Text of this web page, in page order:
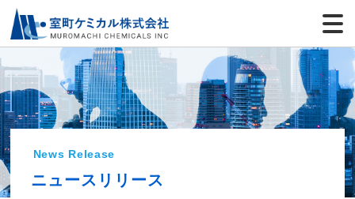
News Release
ニュースリリース